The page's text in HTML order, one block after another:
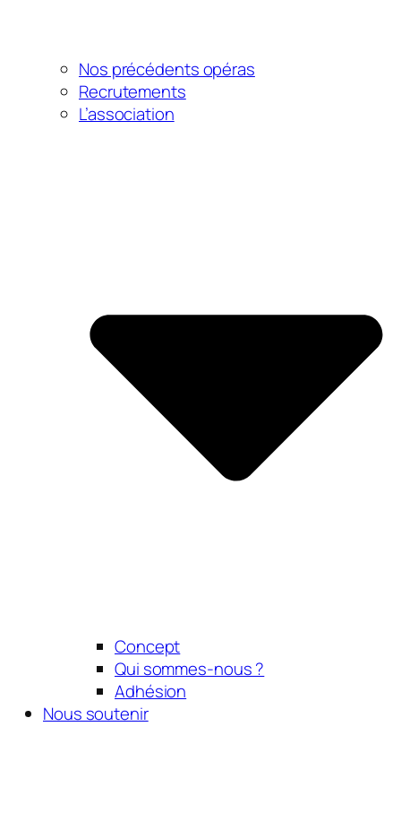
Nos précédents opéras
Recrutements
L’association
Concept
Qui sommes-nous ?
Adhésion
Nous soutenir